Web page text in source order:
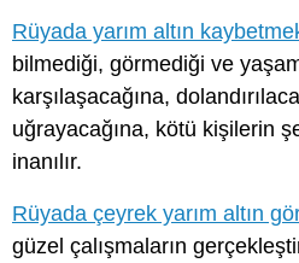
Rüyada yarım altın
bilmediği, görmediği ve
karşılaşacağına,
uğrayacağına, kötü kişilerin
inanılır.
Rüyada çeyrek yarım altın
güzel çalışmaların